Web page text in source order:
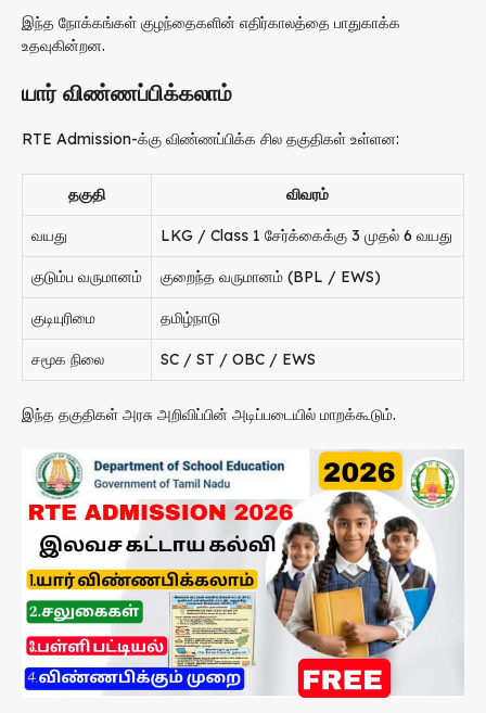
இந்த நோக்கங்கள் குழந்தைகளின் எதிர்காலத்தை பாதுகாக்க
உதவுகின்றன.
யார் விண்ணப்பிக்கலாம்
RTE Admission-க்கு விண்ணப்பிக்க சில தகுதிகள் உள்ளன:
தகுதி விவரம்
வயது LKG / Class 1 சேர்க்கைக்கு 3 முதல் 6 வயது
குடும்ப வருமானம் குறைந்த வருமானம் (BPL / EWS)
குடியுரிமை தமிழ்நாடு
சமூக நிலை SC / ST / OBC / EWS
இந்த தகுதிகள் அரசு அறிவிப்பின் அடிப்படையில் மாறக்கூடும்.